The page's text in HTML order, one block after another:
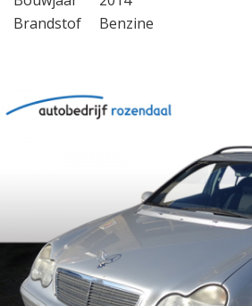
Brandstof
Benzine